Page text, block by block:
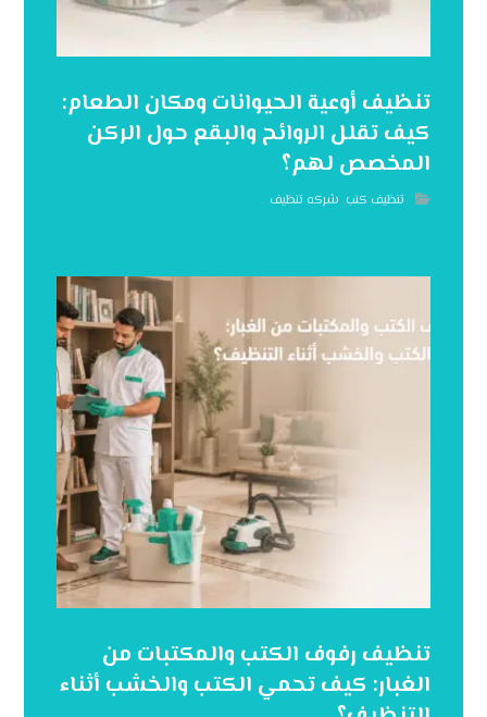
تنظيف أوعية الحيوانات ومكان الطعام:
كيف تقلل الروائح والبقع حول الركن
المخصص لهم؟
تنظيف كنب, شركه تنظيف
تنظيف رفوف الكتب والمكتبات من
الغبار: كيف تحمي الكتب والخشب أثناء